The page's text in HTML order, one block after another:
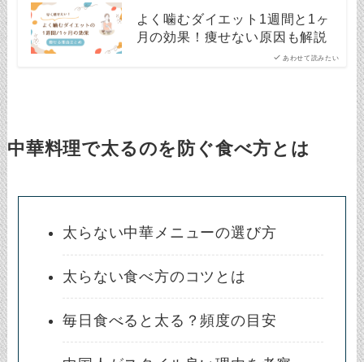
あわせて読みたい
よく噛むダイエット1週間と1ヶ
月の効果！痩せない原因も解説
中華料理で太るのを防ぐ食べ方とは
太らない中華メニューの選び方
太らない食べ方のコツとは
毎日食べると太る？頻度の目安